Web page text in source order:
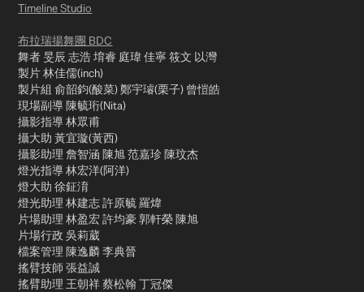
Timeline Studio
布拉瑞揚舞團 BDC
舞者 旻辰 志浩 堉睿 庭瑋 佳寧 筱文 以灣
製片 林佳儒(inch)
製片組 俞韶鈞(酸菜) 鄭宇璿(栗子) 曾愷皓
現場副導 陳毓珩(Nita)
攝影指導 林眾甫
攝大助 黃宜璇(黃西)
攝影助理 詹智涵 陳旭 范嘉珍 陳玟杰
燈光指導 林宏洋(阿洋)
燈大助 徐鉦淯
燈光助理 林建志 許原毓 羅煒
片場助理 林盈宏 許均豪 郭軒榮 陳旭
片場行政 吳莉葳
檔案管理 陳逸麟 李典晉
搖臂技師 張益誠
搖臂助理 王朝祥 蔡松翰 丁冠傑